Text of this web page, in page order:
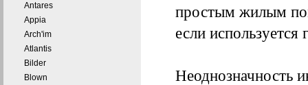
Antares
Appia
Arch'im
Atlantis
Bilder
Blown
простым жилым
если
Неоднозначность